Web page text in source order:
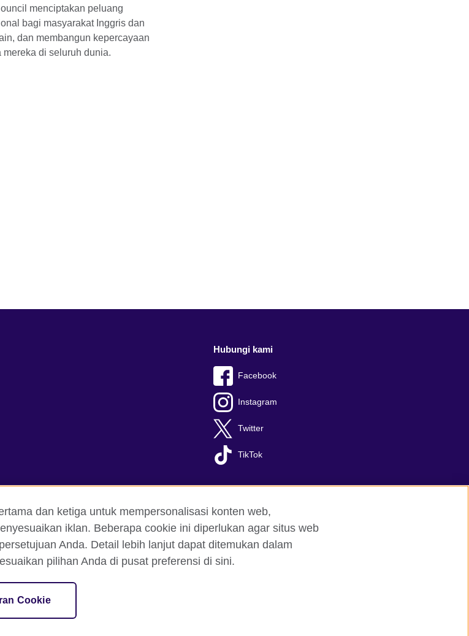
menciptakan peluang
bagi masyarakat Inggris dan
dan membangun kepercayaan
mereka di seluruh dunia.
Hubungi kami
Facebook
Instagram
Twitter
TikTok
Cookie Peta situs
dan ketiga untuk mempersonalisasi konten web,
iklan. Beberapa cookie ini diperlukan agar situs web
Anda. Detail lebih lanjut dapat ditemukan dalam
pilihan Anda di pusat preferensi di sini.
Cookie